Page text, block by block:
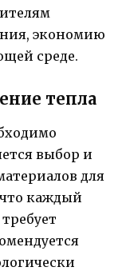
экономию
среде.
тепла
выбор и
для
каждый